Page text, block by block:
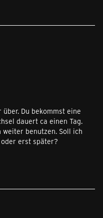
Du bekommst eine
dauert ca einen Tag.
benutzen. Soll ich
erst später?